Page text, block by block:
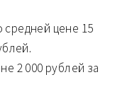
средней цене 15
2 000 рублей за